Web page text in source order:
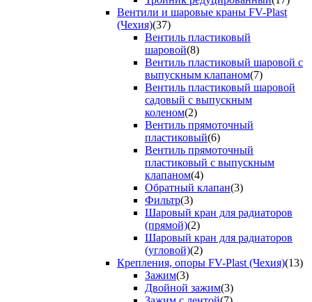
Вентили и шаровые краны FV-Plast
(Чехия)(37)
Вентиль пластиковый
шаровой(8)
Вентиль пластиковый шаровой с
выпускным клапаном(7)
Вентиль пластиковый шаровой
садовый с выпускным
коленом(2)
Вентиль прямоточный
пластиковый(6)
Вентиль прямоточный
пластиковый с выпускным
клапаном(4)
Обратный клапан(3)
Фильтр(3)
Шаровый кран для радиаторов
(прямой)(2)
Шаровый кран для радиаторов
(угловой)(2)
Крепления, опоры FV-Plast (Чехия)(13)
Зажим(3)
Двойной зажим(3)